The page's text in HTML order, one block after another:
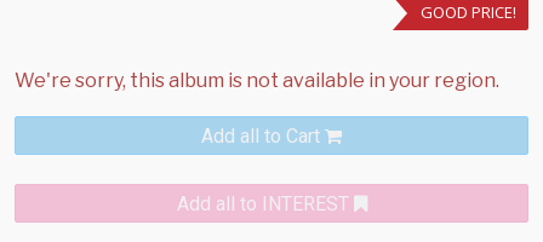
GOOD PRICE!
Add all to Cart
Add all to INTEREST